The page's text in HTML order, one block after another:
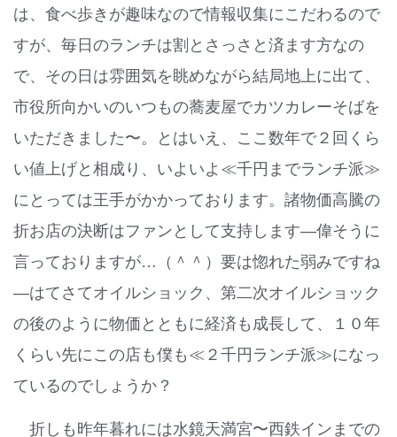
は、食べ歩きが趣味なので情報収集にこだわるので
すが、毎日のランチは割とさっさと済ます方なの
で、その日は雰囲気を眺めながら結局地上に出て、
市役所向かいのいつもの蕎麦屋でカツカレーそばを
いただきました〜。とはいえ、ここ数年で２回くら
い値上げと相成り、いよいよ≪千円までランチ派≫
にとっては王手がかかっております。諸物価高騰の
折お店の決断はファンとして支持します—偉そうに
言っておりますが…（＾＾）要は惚れた弱みですね
—はてさてオイルショック、第二次オイルショック
の後のように物価とともに経済も成長して、１０年
くらい先にこの店も僕も≪２千円ランチ派≫になっ
ているのでしょうか？
折しも昨年暮れには水鏡天満宮〜西鉄インまでの